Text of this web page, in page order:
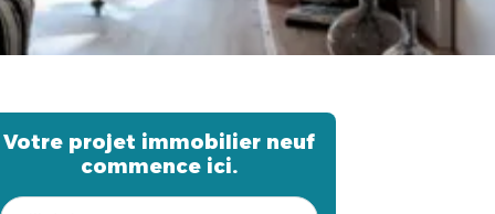
Votre projet immobilier neuf
commence ici.